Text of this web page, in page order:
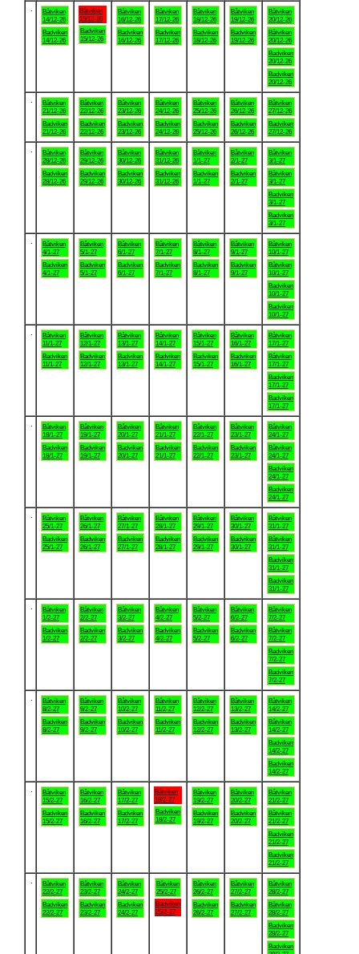
Båtviken
14/12-26
Badviken
14/12-26
Båtviken
15/12-26
Badviken
15/12-26
Båtviken
16/12-26
Badviken
16/12-26
Båtviken
17/12-26
Badviken
17/12-26
Båtviken
18/12-26
Badviken
18/12-26
Båtviken
19/12-26
Badviken
19/12-26
Båtviken
20/12-26
Båtviken
20/12-26
Badviken
20/12-26
Badviken
20/12-26
Båtviken
21/12-26
Badviken
21/12-26
Båtviken
22/12-26
Badviken
22/12-26
Båtviken
23/12-26
Badviken
23/12-26
Båtviken
24/12-26
Badviken
24/12-26
Båtviken
25/12-26
Badviken
25/12-26
Båtviken
26/12-26
Badviken
26/12-26
Båtviken
27/12-26
Badviken
27/12-26
Båtviken
28/12-26
Badviken
28/12-26
Båtviken
29/12-26
Badviken
29/12-26
Båtviken
30/12-26
Badviken
30/12-26
Båtviken
31/12-26
Badviken
31/12-26
Båtviken
1/1-27
Badviken
1/1-27
Båtviken
2/1-27
Badviken
2/1-27
Båtviken
3/1-27
Båtviken
3/1-27
Badviken
3/1-27
Badviken
3/1-27
Båtviken
4/1-27
Badviken
4/1-27
Båtviken
5/1-27
Badviken
5/1-27
Båtviken
6/1-27
Badviken
6/1-27
Båtviken
7/1-27
Badviken
7/1-27
Båtviken
8/1-27
Badviken
8/1-27
Båtviken
9/1-27
Badviken
9/1-27
Båtviken
10/1-27
Båtviken
10/1-27
Badviken
10/1-27
Badviken
10/1-27
Båtviken
11/1-27
Badviken
11/1-27
Båtviken
12/1-27
Badviken
12/1-27
Båtviken
13/1-27
Badviken
13/1-27
Båtviken
14/1-27
Badviken
14/1-27
Båtviken
15/1-27
Badviken
15/1-27
Båtviken
16/1-27
Badviken
16/1-27
Båtviken
17/1-27
Båtviken
17/1-27
Badviken
17/1-27
Badviken
17/1-27
Båtviken
18/1-27
Badviken
18/1-27
Båtviken
19/1-27
Badviken
19/1-27
Båtviken
20/1-27
Badviken
20/1-27
Båtviken
21/1-27
Badviken
21/1-27
Båtviken
22/1-27
Badviken
22/1-27
Båtviken
23/1-27
Badviken
23/1-27
Båtviken
24/1-27
Båtviken
24/1-27
Badviken
24/1-27
Badviken
24/1-27
Båtviken
25/1-27
Badviken
25/1-27
Båtviken
26/1-27
Badviken
26/1-27
Båtviken
27/1-27
Badviken
27/1-27
Båtviken
28/1-27
Badviken
28/1-27
Båtviken
29/1-27
Badviken
29/1-27
Båtviken
30/1-27
Badviken
30/1-27
Båtviken
31/1-27
Båtviken
31/1-27
Badviken
31/1-27
Badviken
31/1-27
Båtviken
1/2-27
Badviken
1/2-27
Båtviken
2/2-27
Badviken
2/2-27
Båtviken
3/2-27
Badviken
3/2-27
Båtviken
4/2-27
Badviken
4/2-27
Båtviken
5/2-27
Badviken
5/2-27
Båtviken
6/2-27
Badviken
6/2-27
Båtviken
7/2-27
Båtviken
7/2-27
Badviken
7/2-27
Badviken
7/2-27
Båtviken
8/2-27
Badviken
8/2-27
Båtviken
9/2-27
Badviken
9/2-27
Båtviken
10/2-27
Badviken
10/2-27
Båtviken
11/2-27
Badviken
11/2-27
Båtviken
12/2-27
Badviken
12/2-27
Båtviken
13/2-27
Badviken
13/2-27
Båtviken
14/2-27
Båtviken
14/2-27
Badviken
14/2-27
Badviken
14/2-27
Båtviken
15/2-27
Badviken
15/2-27
Båtviken
16/2-27
Badviken
16/2-27
Båtviken
17/2-27
Badviken
17/2-27
Båtviken
18/2-27
Badviken
18/2-27
Båtviken
19/2-27
Badviken
19/2-27
Båtviken
20/2-27
Badviken
20/2-27
Båtviken
21/2-27
Båtviken
21/2-27
Badviken
21/2-27
Badviken
21/2-27
Båtviken
22/2-27
Badviken
22/2-27
Båtviken
23/2-27
Badviken
23/2-27
Båtviken
24/2-27
Badviken
24/2-27
Båtviken
25/2-27
Badviken
25/2-27
Båtviken
26/2-27
Badviken
26/2-27
Båtviken
27/2-27
Badviken
27/2-27
Båtviken
28/2-27
Båtviken
28/2-27
Badviken
28/2-27
Badviken